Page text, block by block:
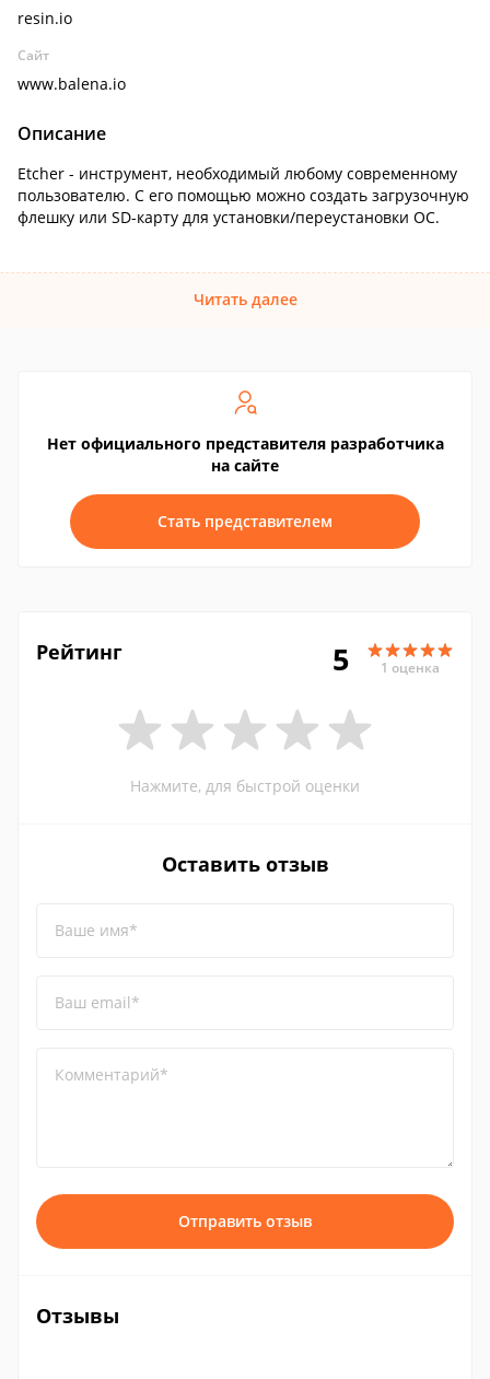
resin.io
Сайт
www.balena.io
Описание
Etcher - инструмент, необходимый любому современному
пользователю. С его помощью можно создать загрузочную
флешку или SD-карту для установки/переустановки ОС.
Читать далее
Нет официального представителя разработчика
на сайте
Стать представителем
Рейтинг 5 1 оценка
Нажмите, для быстрой оценки
Оставить отзыв
Ваше имя*
Ваш email*
Комментарий*
Отправить отзыв
Отзывы